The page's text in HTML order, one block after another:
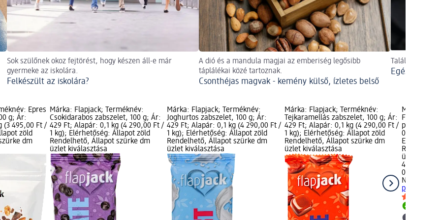
Sok szülőnek okoz fejtörést, hogy készen áll-e már
gyermeke az iskolára.
Felkészült az iskolára?
A dió és a mandula magjai az emberiség legősibb
táplálékai közé tartoznak.
Csonthéjas magvak - kemény külső, ízletes belső
Találd meg a
Egészséges
Epres
g; Ár:
(3 495,00 Ft /
zöld
dm
Márka: Flapjack; Terméknév:
Csokidarabos zabszelet, 100 g; Ár:
429 Ft; Alapár: 0,1 kg (4 290,00 Ft /
1 kg); Elérhetőség: Állapot zöld
Rendelhető, Állapot szürke dm
üzlet kiválasztása
Márka: Flapjack; Terméknév:
Joghurtos zabszelet, 100 g; Ár:
429 Ft; Alapár: 0,1 kg (4 290,00 Ft /
1 kg); Elérhetőség: Állapot zöld
Rendelhető, Állapot szürke dm
üzlet kiválasztása
Márka: Flapjack; Terméknév:
Tejkaramellás zabszelet, 100 g; Ár:
429 Ft; Alapár: 0,1 kg (4 290,00 Ft /
1 kg); Elérhetőség: Állapot zöld
Rendelhető, Állapot szürke dm
üzlet kiválasztása
Márka:
pisztáciás,
0,04 kg (12
üzlet
499 Ft
0,04 kg (12
Nutrend
pisztáciás,